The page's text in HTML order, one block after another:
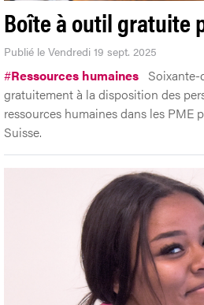
Boîte à outil gratuite
Publié le Vendredi 19 sept. 2025
#Ressources humaines
gratuitement à la disposition des
ressources humaines dans les PME
Suisse.